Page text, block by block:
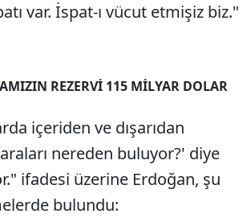
var. İspat-ı vücut etmişiz biz."
REZERVİ 115 MİLYAR DOLAR
içeriden ve dışarıdan
nereden buluyor?' diye
ifadesi üzerine Erdoğan, şu
bulundu: